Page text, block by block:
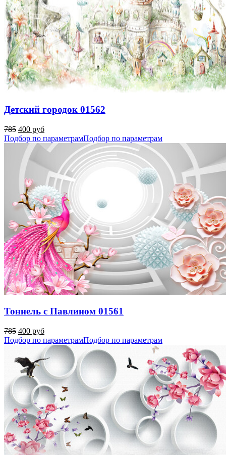
Детский городок 01562
785 400 руб
Подбор по параметрамПодбор по параметрам
Тоннель с Павлином 01561
785 400 руб
Подбор по параметрамПодбор по параметрам